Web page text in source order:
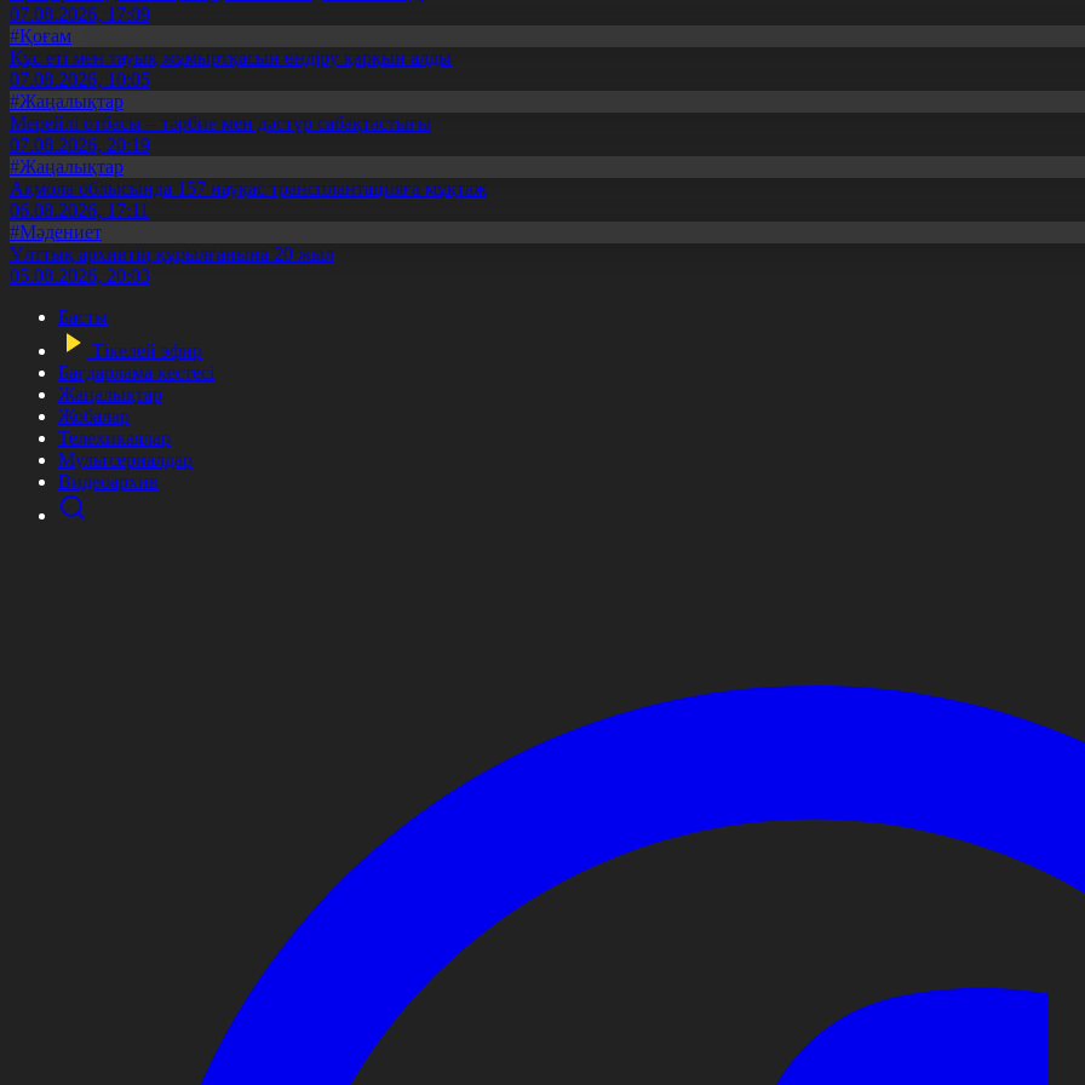
07.08.2026, 17:09
#Қоғам
Құс еті мен тауық жұмыртқасын өндіру қарқын алды
07.08.2026, 10:05
#Жаңалықтар
Мерейлі отбасы – тәрбие мен дәстүр сабақтастығы
07.08.2026, 20:19
#Жаңалықтар
Ақмола облысында 157 науқас трансплантацияға мұқтаж
06.08.2026, 17:11
#Мәдениет
Ұлттық архивтің құрылғанына 20 жыл
05.08.2026, 20:03
Басты
Тікелей эфир
Бағдарлама кестесі
Жаңалықтар
Жобалар
Телехикаялар
Мультсериалдар
Видеоархив